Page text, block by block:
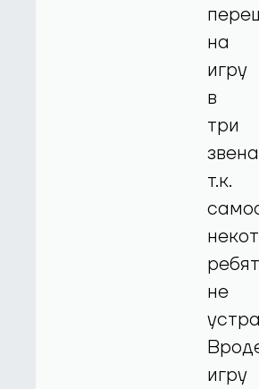
на
игру
в
три
т.к.
ребят
не
игру